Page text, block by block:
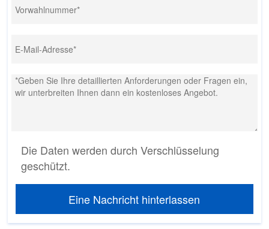
Die Daten werden durch Verschlüsselung
geschützt.
Eine Nachricht hinterlassen